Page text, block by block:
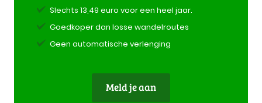
Slechts 13,49 euro voor een heel jaar.
Goedkoper dan losse wandelroutes
Geen automatische verlenging
Meld je aan